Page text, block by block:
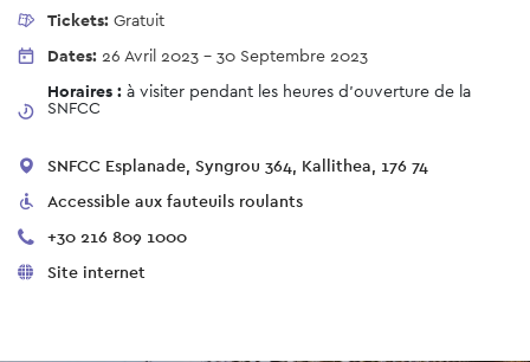
Tickets: Gratuit
Dates: 26 Avril 2023 - 30 Septembre 2023
Horaires : à visiter pendant les heures d'ouverture de la
SNFCC
SNFCC Esplanade, Syngrou 364, Kallithea, 176 74
Accessible aux fauteuils roulants
+30 216 809 1000
Site internet